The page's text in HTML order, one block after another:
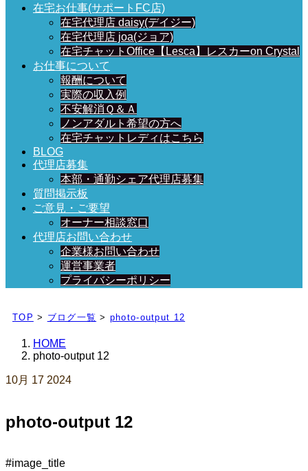
在宅お仕事(サポートFC店)
在宅代理店 daisy(デイジー)
在宅代理店 joa(ジョア)
在宅チャットOffice【Lesca】レスカーon Crystal
お仕事について
報酬について
実際の収入例
不安解消Ｑ＆Ａ
ノンアダルト希望の方へ
在宅チャットレディはこちら
BLOG
代理店募集
本部・通勤シェア代理店募集
質問掲示板
ご意見・ご要望
オーナー相談窓口
代理店お問い合わせ
企業様お問い合わせ
運営事業者
プライバシーポリシー
日々、ブログを更新中！
TOP > ブログ一覧 > photo-output 12
HOME
photo-output 12
10月 17 2024
photo-output 12
#image_title